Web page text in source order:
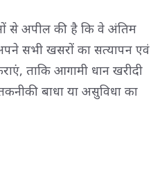
से अपील की है कि वे अंतिम
सभी खसरों का सत्यापन एवं
ताकि आगामी धान खरीदी
बाधा या असुविधा का